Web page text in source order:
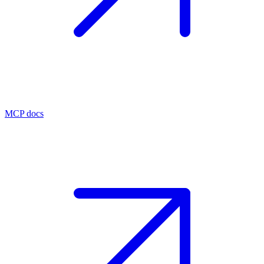
MCP docs